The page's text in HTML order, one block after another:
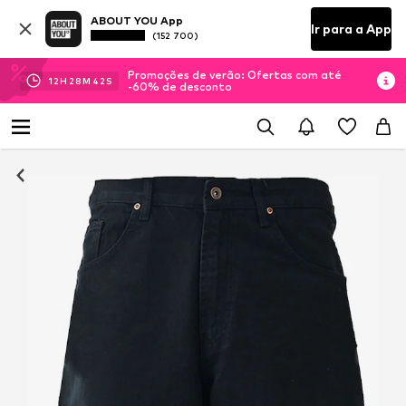
ABOUT YOU App
(152 700) Ir para a App
12H 28M 42 S
Promoções de verão: Ofertas com até
-60% de desconto